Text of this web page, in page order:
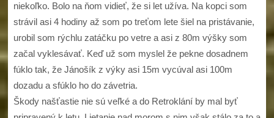
niekoľko. Bolo na ňom vidieť, že si let užíva. Na kopci som
strávil asi 4 hodiny až som po treťom lete šiel na pristávanie,
urobil som rýchlu zatáčku po vetre a asi z 80m výšky som
začal vyklesávať. Keď už som myslel že pekne dosadnem
fúklo tak, že Jánošík z výky asi 15m vycúval asi 100m
dozadu a sfúklo ho do závetria.
Škody našťastie nie sú veľké a do Retroklání by mal byť